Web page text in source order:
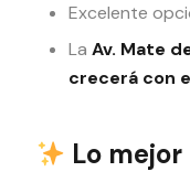
Excelente
La Av. Mate
crecerá con
Lo mejor